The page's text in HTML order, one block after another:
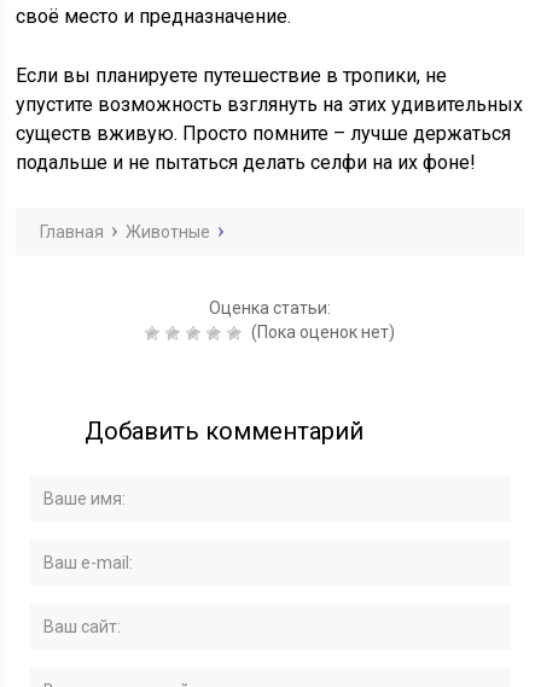
своё место и предназначение.
Если вы планируете путешествие в тропики, не
упустите возможность взглянуть на этих удивительных
существ вживую. Просто помните – лучше держаться
подальше и не пытаться делать селфи на их фоне!
Главная Животные
Оценка статьи:
(Пока оценок нет)
Добавить комментарий